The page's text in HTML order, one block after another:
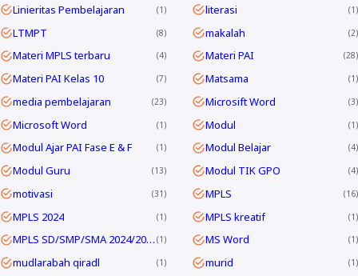
Linieritas Pembelajaran 1 literasi 1
LTMPT 8 makalah 2
Materi MPLS terbaru 4 Materi PAI 28
Materi PAI Kelas 10 7 Matsama 1
media pembelajaran 23 Microsift Word 3
Microsoft Word 1 Modul 1
Modul Ajar PAI Fase E & F 1 Modul Belajar 4
Modul Guru 13 Modul TIK GPO 4
motivasi 31 MPLS 16
MPLS 2024 1 MPLS kreatif 1
MPLS SD/SMP/SMA 2024/2025 1 MS Word 1
mudlarabah qiradl 1 murid 1